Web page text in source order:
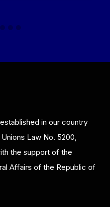
in our country
Law No. 5200,
the support of the
Affairs of the Republic of